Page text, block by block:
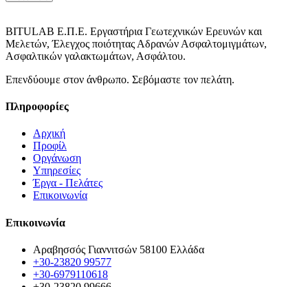
BITULAB Ε.Π.Ε. Εργαστήρια Γεωτεχνικών Ερευνών και
Μελετών, Έλεγχος ποιότητας Αδρανών Ασφαλτομιγμάτων,
Ασφαλτικών γαλακτωμάτων, Ασφάλτου.
Επενδύουμε στον άνθρωπο. Σεβόμαστε τον πελάτη.
Πληροφορίες
Αρχική
Προφίλ
Οργάνωση
Υπηρεσίες
Έργα - Πελάτες
Επικοινωνία
Επικοινωνία
Αραβησσός Γιαννιτσών 58100 Ελλάδα
+30-23820 99577
+30-6979110618